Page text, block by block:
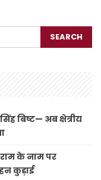
बिष्ट— अब क्षेत्रीय
के नाम पर
कुड़ाई